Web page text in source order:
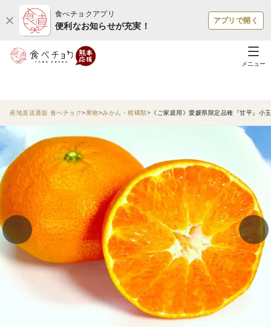
食べチョクアプリ
便利なお知らせが充実！
アプリで開く
メニュー
産地直送通販 食べチョク 果物 みかん・柑橘類 《ご家庭用》愛媛県限定品種『甘平』小